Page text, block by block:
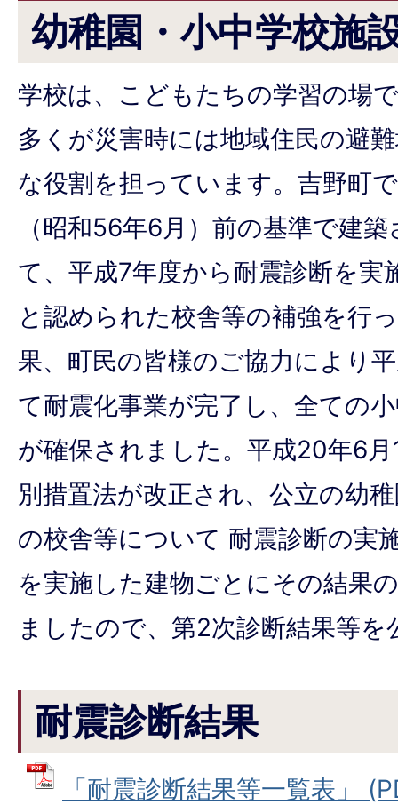
幼稚園・小中学校施
学校は、こどもたちの学習の場
多くが災害時には地域住民の避
な役割を担っています。吉野町
（昭和56年6月）前の基準で建
て、平成7年度から耐震診断を実
と認められた校舎等の補強を行
果、町民の皆様のご協力により
て耐震化事業が完了し、全ての
が確保されました。平成20年6
別措置法が改正され、公立の幼
の校舎等について 耐震診断の実
を実施した建物ごとにその結果
ましたので、第2次診断結果等
耐震診断結果
「耐震診断結果等一覧表」